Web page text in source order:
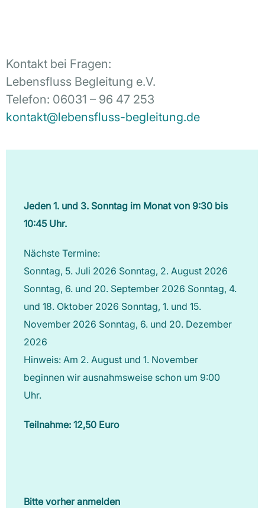
Kontakt bei Fragen:
Lebensfluss Begleitung e.V.
Telefon: 06031 – 96 47 253
kontakt@lebensfluss-begleitung.de
Jeden 1. und 3. Sonntag im Monat von 9:30 bis
10:45 Uhr.
Nächste Termine:
Sonntag, 5. Juli 2026 Sonntag, 2. August 2026
Sonntag, 6. und 20. September 2026 Sonntag, 4.
und 18. Oktober 2026 Sonntag, 1. und 15.
November 2026 Sonntag, 6. und 20. Dezember
2026
Hinweis: Am 2. August und 1. November
beginnen wir ausnahmsweise schon um 9:00
Uhr.
Teilnahme: 12,50 Euro
Bitte vorher anmelden